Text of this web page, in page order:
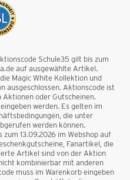
Schule35 gilt bis zum
auf ausgewählte Artikel.
Magic White Kollektion und
ausgeschlossen. Aktionscode ist
oder Gutscheinen.
werden. Es gelten im
die unter
werden können.
13.09.2026 im Webshop auf
Fanartikel, die
Artikel sind von der Aktion
kombinierbar mit anderen
muss im Warenkorb eingeben